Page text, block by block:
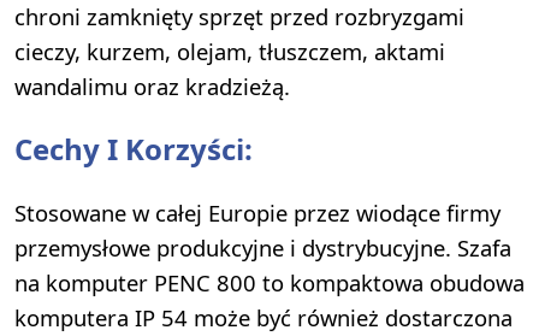
chroni zamknięty sprzęt przed rozbryzgami
cieczy, kurzem, olejam, tłuszczem, aktami
wandalimu oraz kradzieżą.
Cechy I Korzyści:
Stosowane w całej Europie przez wiodące firmy
przemysłowe produkcyjne i dystrybucyjne. Szafa
na komputer PENC 800 to kompaktowa obudowa
komputera IP 54 może być również dostarczona